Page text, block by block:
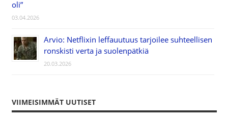
oli”
03.04.2026
Arvio: Netflixin leffauutuus tarjoilee suhteellisen
ronskisti verta ja suolenpätkiä
20.03.2026
VIIMEISIMMÄT UUTISET